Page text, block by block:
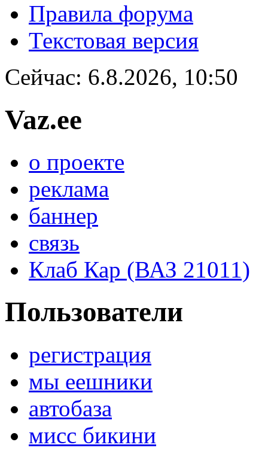
Правила форума
Текстовая версия
Сейчас: 6.8.2026, 10:50
Vaz.ee
о проекте
реклама
баннер
связь
Клаб Кар (ВАЗ 21011)
Пользователи
регистрация
мы еешники
автобаза
мисс бикини